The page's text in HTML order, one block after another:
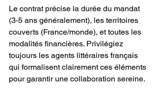
Le contrat précise la durée du mandat
(3-5 ans généralement), les territoires
couverts (France/monde), et toutes les
modalités financières. Privilégiez
toujours les agents littéraires français
qui formalisent clairement ces éléments
pour garantir une collaboration sereine.